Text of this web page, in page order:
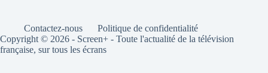
Contactez-nous
Politique de confidentialité
Copyright © 2026 - Screen+ - Toute l'actualité de la télévision
française, sur tous les écrans